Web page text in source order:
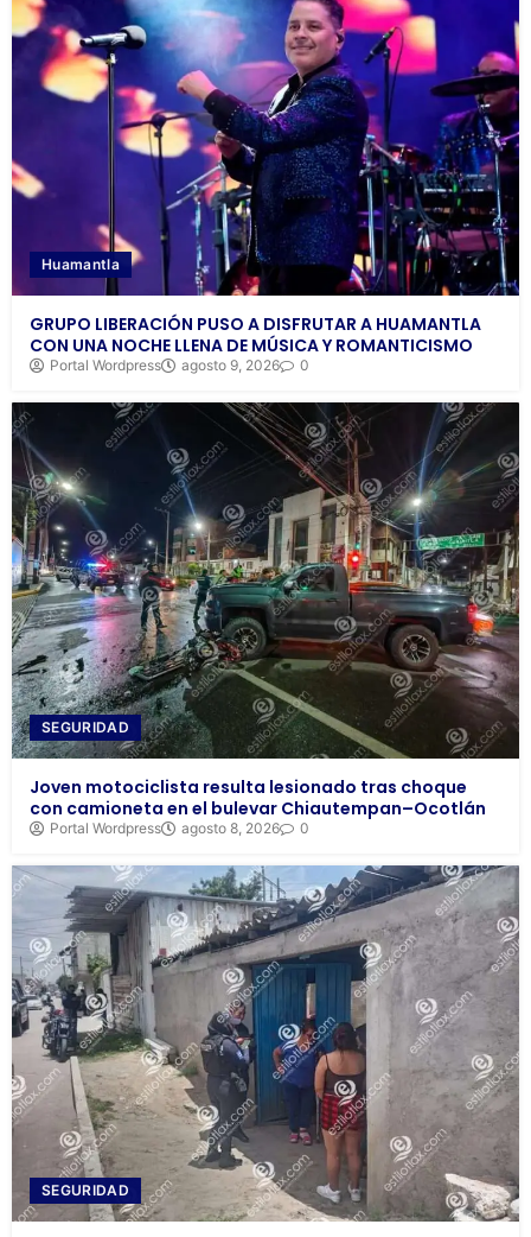
Huamantla
GRUPO LIBERACIÓN PUSO A DISFRUTAR A HUAMANTLA
CON UNA NOCHE LLENA DE MÚSICA Y ROMANTICISMO
Portal Wordpress agosto 9, 2026 0
SEGURIDAD
Joven motociclista resulta lesionado tras choque
con camioneta en el bulevar Chiautempan–Ocotlán
Portal Wordpress agosto 8, 2026 0
SEGURIDAD